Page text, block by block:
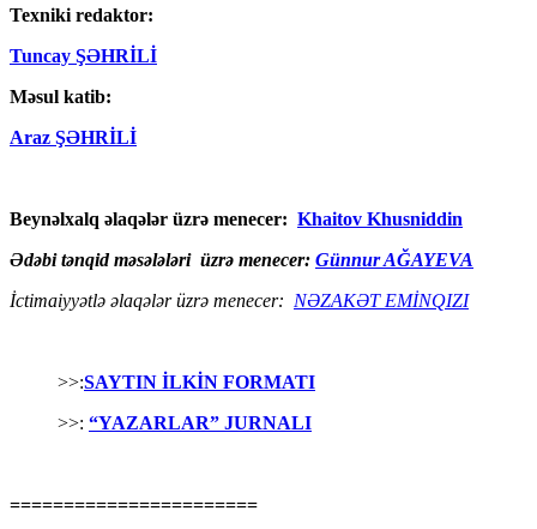
Texniki redaktor:
Tuncay ŞƏHRİLİ
Məsul katib:
Araz ŞƏHRİLİ
Beynəlxalq əlaqələr üzrə menecer: Khaitov Khusniddin
Ədəbi tənqid məsələləri üzrə menecer: Günnur AĞAYEVA
İctimaiyyətlə əlaqələr üzrə menecer: NƏZAKƏT EMİNQIZI
>>:SAYTIN İLKİN FORMATI
>>: “YAZARLAR” JURNALI
=======================